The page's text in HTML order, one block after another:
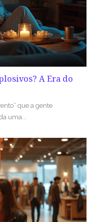
A Era do
que a gente
uma...